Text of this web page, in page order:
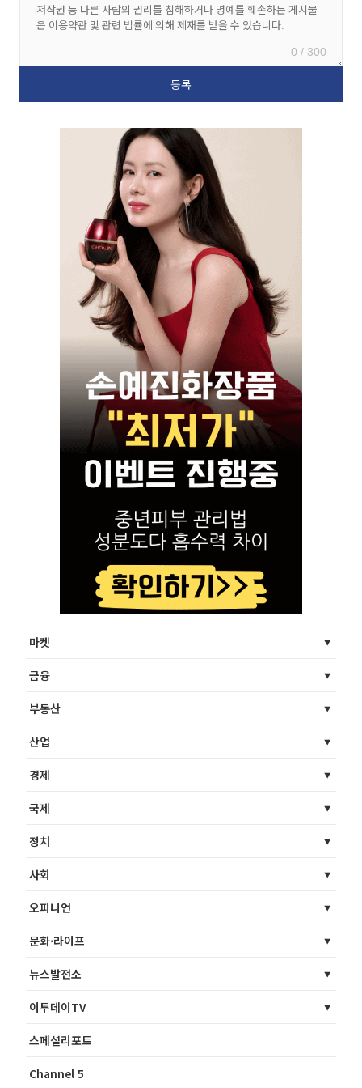
0 / 300
마켓
금융
부동산
산업
경제
국제
정치
사회
오피니언
문화·라이프
뉴스발전소
이투데이TV
스페셜리포트
Channel 5